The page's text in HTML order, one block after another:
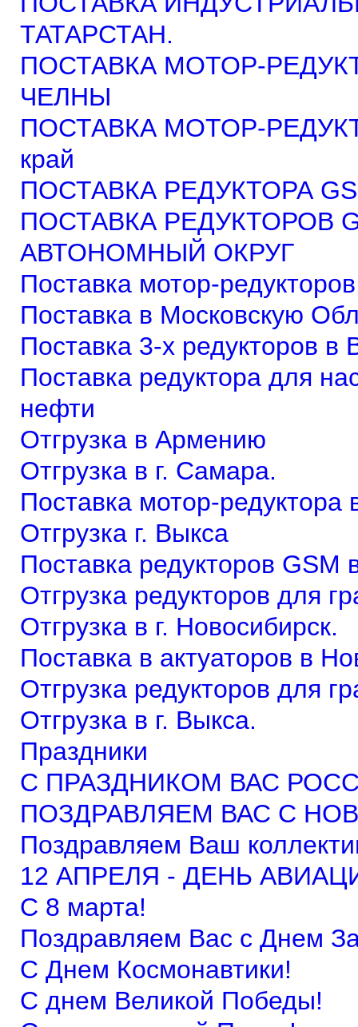
ТАТАРСТАН.
ПОСТАВКА МОТОР-
ЧЕЛНЫ
ПОСТАВКА МОТОР-
край
ПОСТАВКА РЕДУКТОРА
ПОСТАВКА РЕДУКТОРОВ
АВТОНОМНЫЙ ОКРУГ
Поставка мотор-
Поставка в Московскую
Поставка 3-х редукторов в
Поставка редуктора для
нефти
Отгрузка в Армению
Отгрузка в г. Самара.
Поставка мотор-редуктора
Отгрузка г. Выкса
Поставка редукторов GSM
Отгрузка редукторов для
Отгрузка в г. Новосибирск.
Поставка в актуаторов в
Отгрузка редукторов для
Отгрузка в г. Выкса.
Праздники
С ПРАЗДНИКОМ ВАС
ПОЗДРАВЛЯЕМ ВАС С
Поздравляем Ваш
12 АПРЕЛЯ - ДЕНЬ
С 8 марта!
Поздравляем Вас с Днем
С Днем Космонавтики!
С днем Великой Победы!